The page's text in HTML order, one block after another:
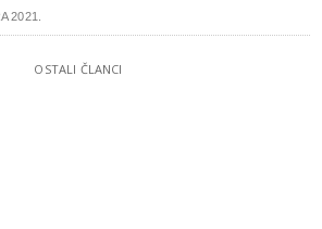
2021.
OSTALI ČLANCI